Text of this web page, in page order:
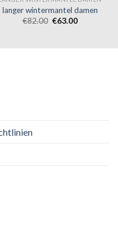
langer wintermantel damen
€82.00 €63.00